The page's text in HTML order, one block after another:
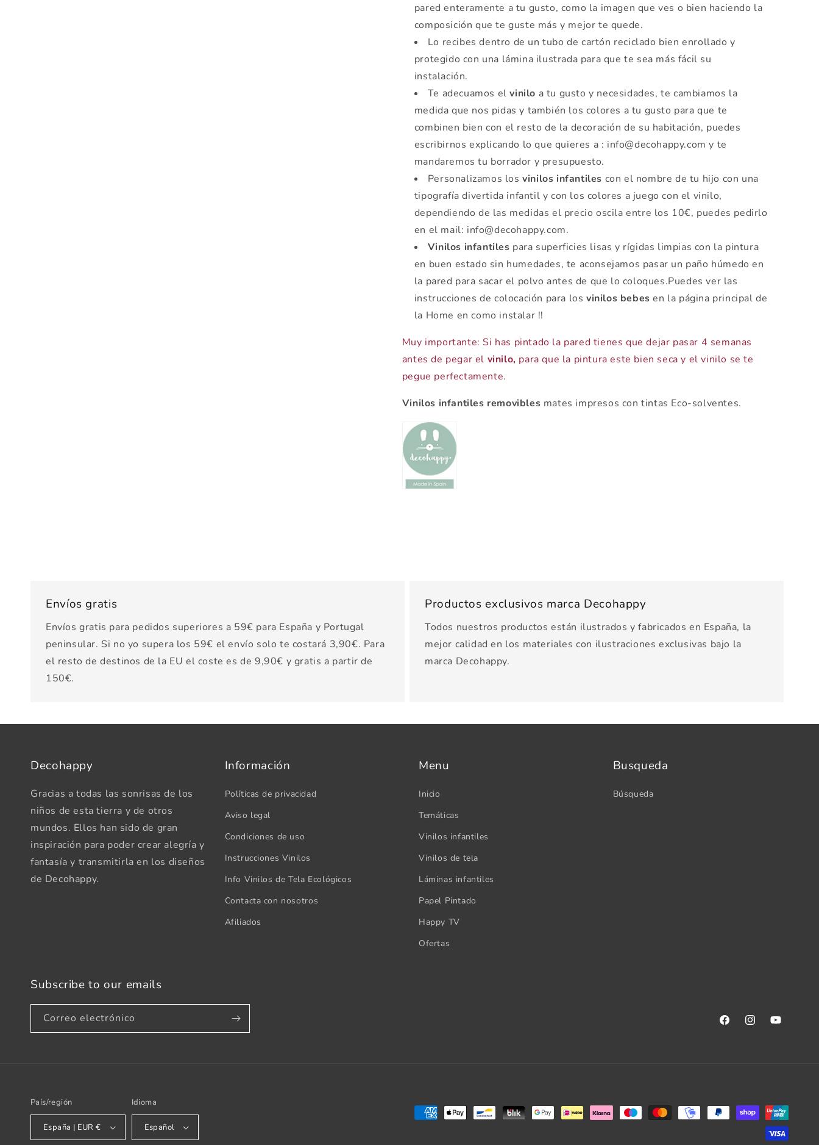
pared enteramente a tu gusto, como la imagen que ves o bien haciendo la
composición que te guste más y mejor te quede.
Lo recibes dentro de un tubo de cartón reciclado bien enrollado y
protegido con una lámina ilustrada para que te sea más fácil su
instalación.
Te adecuamos elvinilo a tu gusto y necesidades, te cambiamos la
medida que nos pidas y también los colores a tu gusto para que te
combinen bien con el resto de la decoración de su habitación, puedes
escribirnos explicando lo que quieres a : info@decohappy.com y te
mandaremos tu borrador y presupuesto.
Personalizamos losvinilos infantiles con el nombre de tu hijo con una
tipografía divertida infantil y con los colores a juego con el vinilo,
dependiendo de las medidas el precio oscila entre los 10€, puedes pedirlo
en el mail: info@decohappy.com.
Vinilos infantiles para superficies lisas y rígidas limpias con la pintura
en buen estado sin humedades, te aconsejamos pasar un paño húmedo en
la pared para sacar el polvo antes de que lo coloques.Puedes ver las
instrucciones de colocación para los vinilos bebes en la página principal de
la Home en como instalar !!
Muy importante: Si has pintado la pared tienes que dejar pasar 4 semanas
antes de pegar el vinilo, para que la pintura este bien seca y el vinilo se te
pegue perfectamente.
Vinilos infantiles removibles mates impresos con tintas Eco-solventes.
Envíos gratis
Envíos gratis para pedidos superiores a 59€ para España y Portugal
peninsular. Si no yo supera los 59€ el envío solo te costará 3,90€. Para
el resto de destinos de la EU el coste es de 9,90€ y gratis a partir de
150€.
Productos exclusivos marca Decohappy
Todos nuestros productos están ilustrados y fabricados en España, la
mejor calidad en los materiales con ilustraciones exclusivas bajo la
marca Decohappy.
Decohappy
Gracias a todas las sonrisas de los
niños de esta tierra y de otros
mundos. Ellos han sido de gran
inspiración para poder crear alegría y
fantasía y transmitirla en los diseños
de Decohappy.
Información
Políticas de privacidad
Aviso legal
Condiciones de uso
Instrucciones Vinilos
Info Vinilos de Tela Ecológicos
Contacta con nosotros
Afiliados
Menu
Inicio
Temáticas
Vinilos infantiles
Vinilos de tela
Láminas infantiles
Papel Pintado
Happy TV
Ofertas
Busqueda
Búsqueda
Subscribe to our emails
Correo electrónico
FacebookInstagramYouTube
País/región
España | EUR €
Idioma
Español
Formas